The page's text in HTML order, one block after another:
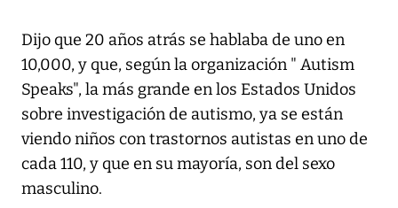
Dijo que 20 años atrás se hablaba de uno en
10,000, y que, según la organización " Autism
Speaks", la más grande en los Estados Unidos
sobre investigación de autismo, ya se están
viendo niños con trastornos autistas en uno de
cada 110, y que en su mayoría, son del sexo
masculino.